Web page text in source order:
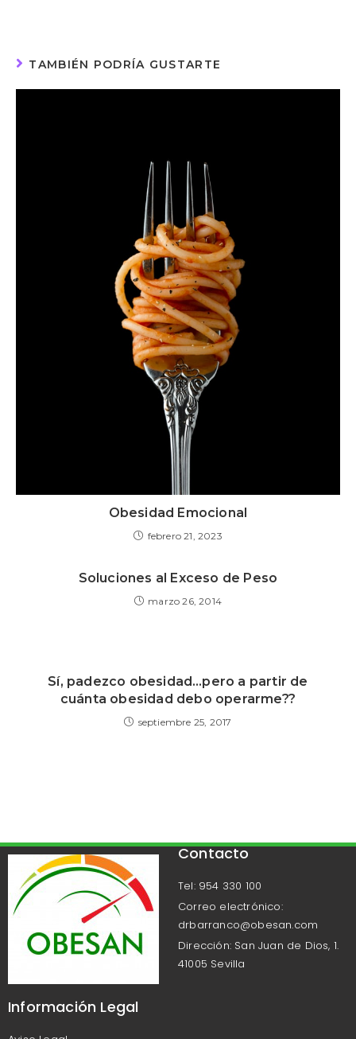
TAMBIÉN PODRÍA GUSTARTE
Obesidad Emocional
febrero 21, 2023
Soluciones al Exceso de Peso
marzo 26, 2014
Sí, padezco obesidad…pero a partir de
cuánta obesidad debo operarme??
septiembre 25, 2017
Contacto
Tel: 954 330 100
Correo electrónico:
drbarranco@obesan.com
Dirección: San Juan de Dios, 1.
41005 Sevilla
Información Legal